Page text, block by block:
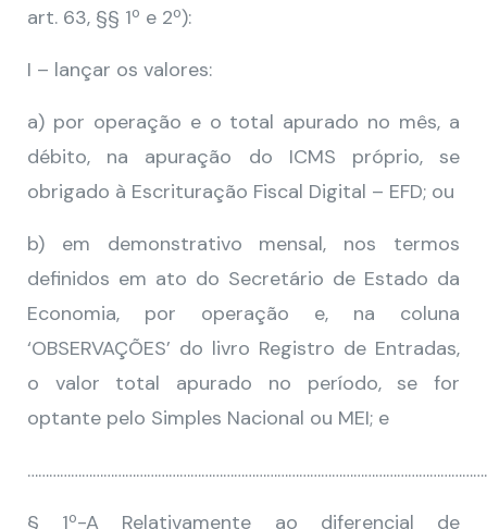
art. 63, §§ 1º e 2º):
I – lançar os valores:
a) por operação e o total apurado no mês, a
débito, na apuração do ICMS próprio, se
obrigado à Escrituração Fiscal Digital – EFD; ou
b) em demonstrativo mensal, nos termos
definidos em ato do Secretário de Estado da
Economia, por operação e, na coluna
‘OBSERVAÇÕES’ do livro Registro de Entradas,
o valor total apurado no período, se for
optante pelo Simples Nacional ou MEI; e
§ 1º-A Relativamente ao diferencial de